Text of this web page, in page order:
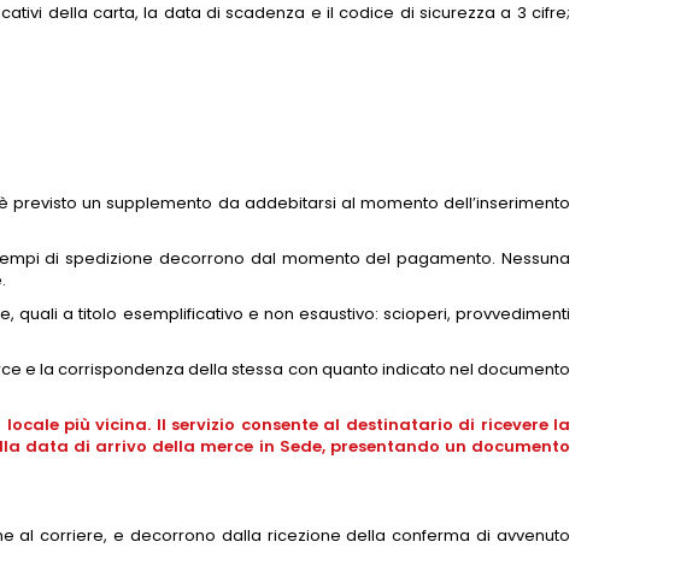
della carta, la data di scadenza e il codice di sicurezza a 3 cifre;
un supplemento da addebitarsi al momento dell’inserimento
di spedizione decorrono dal momento del pagamento. Nessuna
a titolo esemplificativo e non esaustivo: scioperi, provvedimenti
e la corrispondenza della stessa con quanto indicato nel documento
locale più vicina. Il servizio consente al destinatario di ricevere la
data di arrivo della merce in Sede, presentando un documento
al corriere, e decorrono dalla ricezione della conferma di avvenuto